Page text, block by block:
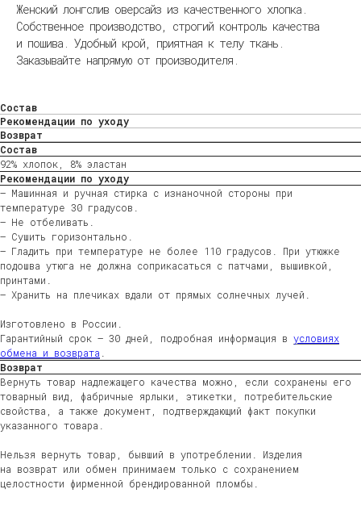
Женский лонгслив оверсайз из качественного хлопка.
Собственное производство, строгий контроль качества
и пошива. Удобный крой, приятная к телу ткань.
Заказывайте напрямую от производителя.
Состав
Рекомендации по уходу
Возврат
Состав
92% хлопок, 8% эластан
Рекомендации по уходу
— Машинная и ручная стирка с изнаночной стороны при
температуре 30 градусов.
— Не отбеливать.
— Сушить горизонтально.
— Гладить при температуре не более 110 градусов. При утюжке
подошва утюга не должна соприкасаться с патчами, вышивкой,
принтами.
— Хранить на плечиках вдали от прямых солнечных лучей.
Изготовлено в России.
Гарантийный срок — 30 дней, подробная информация в условиях
обмена и возврата
Возврат
Вернуть товар надлежащего качества можно, если сохранены его
товарный вид, фабричные ярлыки, этикетки, потребительские
свойства, а также документ, подтверждающий факт покупки
указанного товара.
Нельзя вернуть товар, бывший в употреблении. Изделия
на возврат или обмен принимаем только с сохранением
целостности фирменной брендированной пломбы.